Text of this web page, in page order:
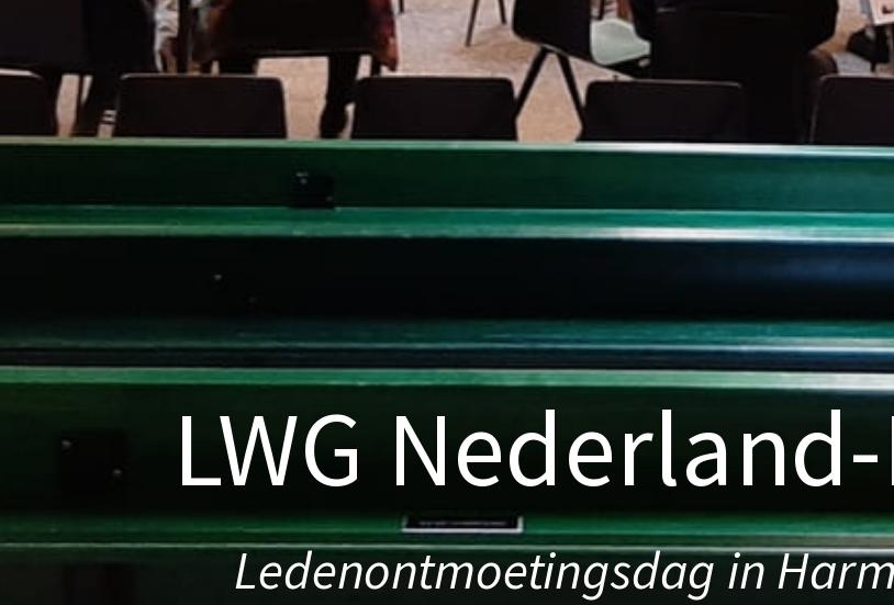
LWG
Ledenontmoetingsdag in